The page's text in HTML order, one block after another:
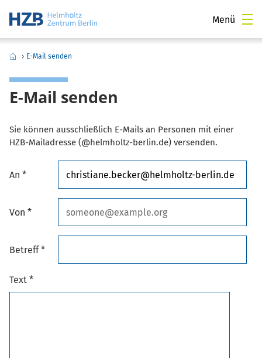
Menü
› E-Mail senden
E-Mail senden
Sie können ausschließlich E-Mails an Personen mit einer
HZB-Mailadresse (@helmholtz-berlin.de) versenden.
An *
Von *
Betreff *
Text *